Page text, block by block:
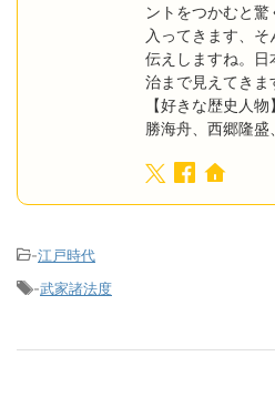
ントをつかむと
入ってきます、
伝えしますね。日
治まで見えてきま
【好きな歴史人物
勝海舟、西郷隆盛
-江戸時代
-武家諸法度